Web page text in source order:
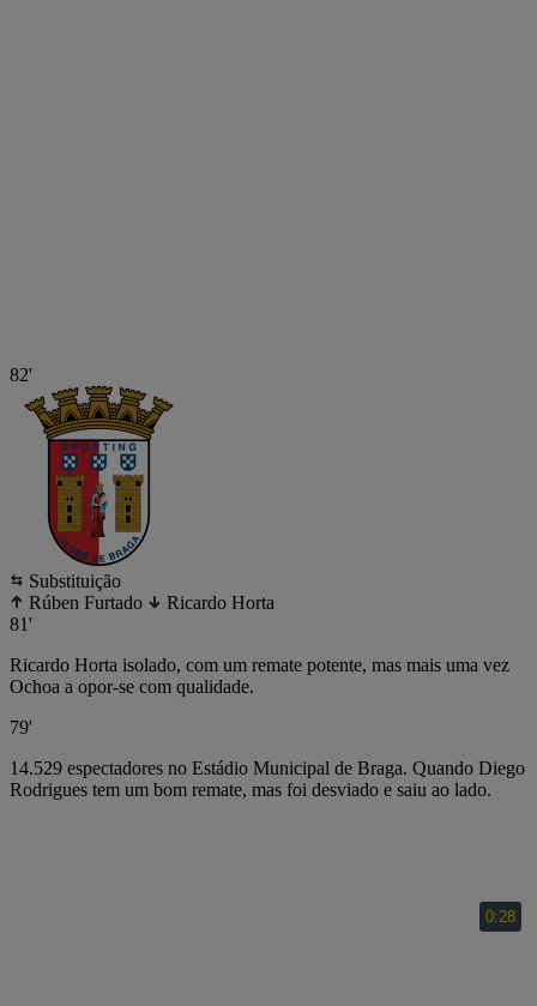
82'
Substituição
Rúben Furtado
Ricardo Horta
81'
Ricardo Horta isolado, com um remate potente, mas mais uma vez
Ochoa a opor-se com qualidade.
79'
14.529 espectadores no Estádio Municipal de Braga. Quando Diego
Rodrigues tem um bom remate, mas foi desviado e saiu ao lado.